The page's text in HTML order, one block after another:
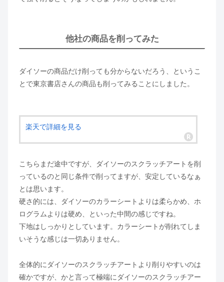
他社の商品を削ってみた
ダイソーの商品だけ削っても分からないだろう、というこ
とで東京書店さんの商品も削ってみることにしました。
楽天で詳細を見る
こちらまだ途中ですが、ダイソーのスクラッチアートを削
っているのと同じ条件で削ってますが、安定しているなぁ
とは思います。
硬さ的には、ダイソーのカラーシートよりは柔らかめ、ホ
ログラムよりは硬め、といった中間の感じですね。
下地はしっかりとしています。カラーシートが削れてしま
いそうな感じは一切ありません。
全体的にダイソーのスクラッチアートより削りやすいのは
確かですが、かと言って極端にダイソーのスクラッチアー